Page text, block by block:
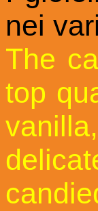
nei
The
top